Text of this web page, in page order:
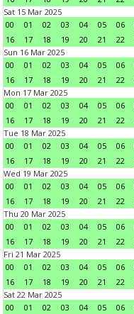
Sat 15 Mar 2025
00
01 02 03 04 05 06
16
17 18 19 20 21 22
Sun 16 Mar 2025
00
01 02 03 04 05 06
16
17 18 19 20 21 22
Mon 17 Mar 2025
00
01 02 03 04 05 06
16
17 18 19 20 21 22
Tue 18 Mar 2025
00
01 02 03 04 05 06
16
17 18 19 20 21 22
Wed 19 Mar 2025
00
01 02 03 04 05 06
16
17 18 19 20 21 22
Thu 20 Mar 2025
00
01 02 03 04 05 06
16
17 18 19 20 21 22
Fri 21 Mar 2025
00
01 02 03 04 05 06
16
17 18 19 20 21 22
Sat 22 Mar 2025
00
01 02 03 04 05 06